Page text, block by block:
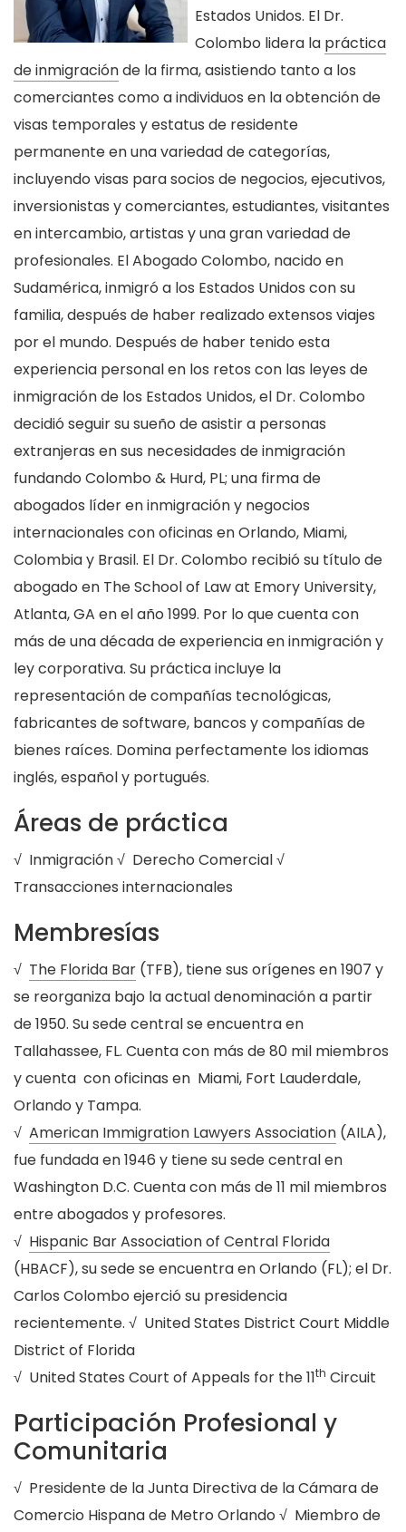
Estados Unidos. El Dr.
Colombo lidera la práctica
de inmigraciónde la firma, asistiendo tanto a los
comerciantes como a individuos en la obtención de
visas temporales y estatus de residente
permanente en una variedad de categorías,
incluyendo visas para socios de negocios, ejecutivos,
inversionistas y comerciantes, estudiantes, visitantes
en intercambio, artistas y una gran variedad de
profesionales. El Abogado Colombo, nacido en
Sudamérica, inmigró a los Estados Unidos con su
familia, después de haber realizado extensos viajes
por el mundo. Después de haber tenido esta
experiencia personal en los retos con las leyes de
inmigración de los Estados Unidos, el Dr. Colombo
decidió seguir su sueño de asistir a personas
extranjeras en sus necesidades de inmigración
fundando Colombo & Hurd, PL; una firma de
abogados líder en inmigración y negocios
internacionales con oficinas en Orlando, Miami,
Colombia y Brasil. El Dr. Colombo recibió su título de
abogado en The School of Law at Emory University,
Atlanta, GA en el año 1999. Por lo que cuenta con
más de una década de experiencia en inmigración y
ley corporativa. Su práctica incluye la
representación de compañías tecnológicas,
fabricantes de software, bancos y compañías de
bienes raíces. Domina perfectamente los idiomas
inglés, español y portugués.
Áreas de práctica
√ Inmigración √ Derecho Comercial √
Transacciones internacionales
Membresías
√ The Florida Bar (TFB), tiene sus orígenes en 1907 y
se reorganiza bajo la actual denominación a partir
de 1950. Su sede central se encuentra en
Tallahassee, FL. Cuenta con más de 80 mil miembros
y cuenta con oficinas en Miami, Fort Lauderdale,
Orlando y Tampa.
√ American Immigration Lawyers Association (AILA),
fue fundada en 1946 y tiene su sede central en
Washington D.C. Cuenta con más de 11 mil miembros
entre abogados y profesores.
√ Hispanic Bar Association of Central Florida
(HBACF), su sede se encuentra en Orlando (FL); el Dr.
Carlos Colombo ejerció su presidencia
recientemente. √ United States District Court Middle
District of Florida
√ United States Court of Appeals for the 11th Circuit
Participación Profesional y
Comunitaria
√ Presidente de la Junta Directiva de la Cámara de
Comercio Hispana de Metro Orlando √ Miembro de